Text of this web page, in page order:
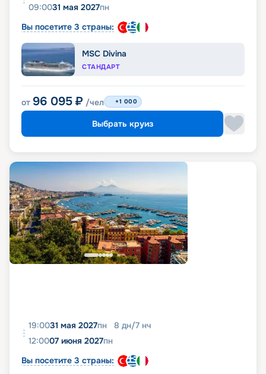
09:0031 мая 2027пн
Вы посетите 3 страны:
MSC Divina
СТАНДАРТ
от 96 095 ₽ /чел +1 000
Выбрать круиз
19:0031 мая 2027пн 8 дн/7 нч
12:0007 июня 2027пн
Вы посетите 3 страны: